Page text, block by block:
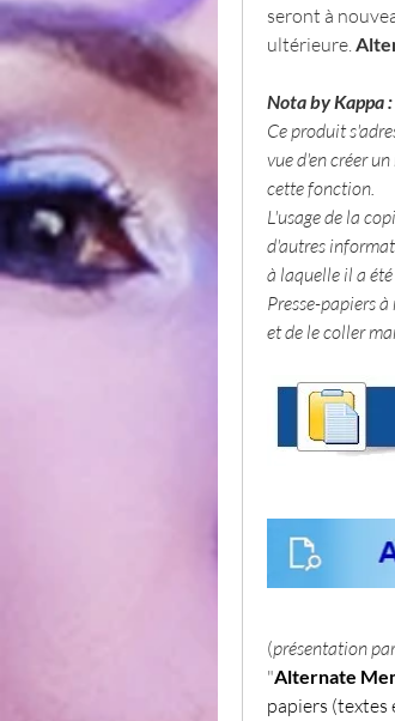
seront à
ultérieure.
Nota by Kappa :
Ce produit
vue d'en créer
cette fonction.
L'usage de la
d'autres
à laquelle il a
Presse-papiers
et de le coller
(présentation
"Alternate
papiers (textes